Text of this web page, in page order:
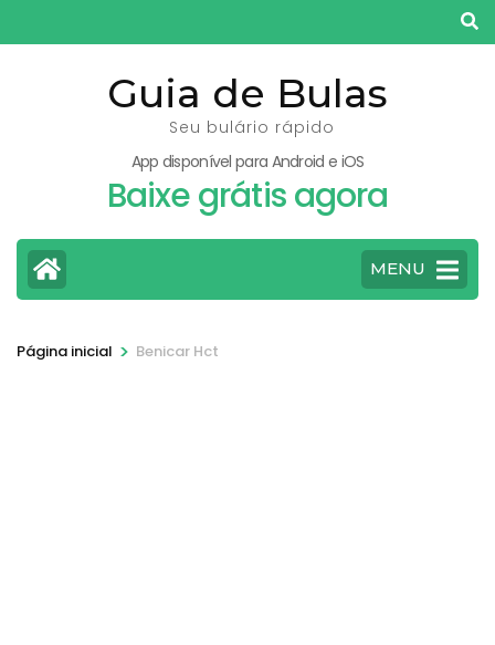
para
Guia de Bulas
Seu bulário rápido
App disponível para Android e iOS
Baixe grátis agora
MENU
Página inicial > Benicar Hct